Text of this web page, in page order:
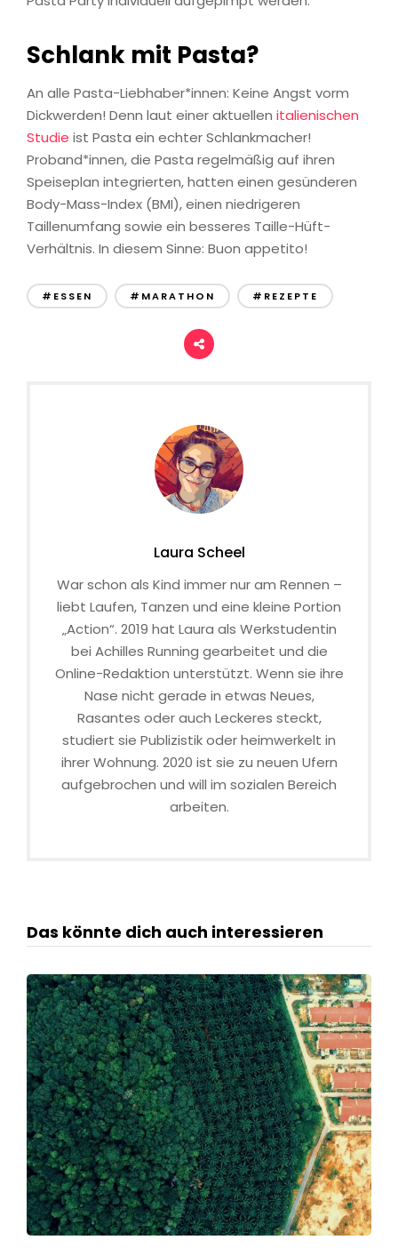
Schlank mit Pasta?
An alle Pasta-Liebhaber*innen: Keine Angst vorm
Dickwerden! Denn laut einer aktuellen italienischen
Studie ist Pasta ein echter Schlankmacher!
Proband*innen, die Pasta regelmäßig auf ihren
Speiseplan integrierten, hatten einen gesünderen
Body-Mass-Index (BMI), einen niedrigeren
Taillenumfang sowie ein besseres Taille-Hüft-
Verhältnis. In diesem Sinne: Buon appetito!
#ESSEN #MARATHON #REZEPTE
Laura Scheel
War schon als Kind immer nur am Rennen –
liebt Laufen, Tanzen und eine kleine Portion
„Action“. 2019 hat Laura als Werkstudentin
bei Achilles Running gearbeitet und die
Online-Redaktion unterstützt. Wenn sie ihre
Nase nicht gerade in etwas Neues,
Rasantes oder auch Leckeres steckt,
studiert sie Publizistik oder heimwerkelt in
ihrer Wohnung. 2020 ist sie zu neuen Ufern
aufgebrochen und will im sozialen Bereich
arbeiten.
Das könnte dich auch interessieren